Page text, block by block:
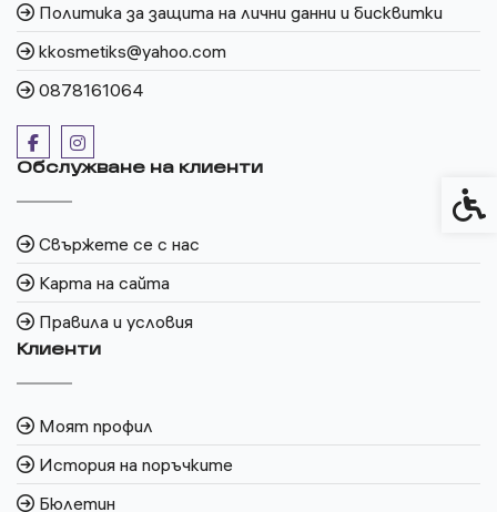
Политика за защита на лични данни и бисквитки
kkosmetiks@yahoo.com
0878161064
Обслужване на клиенти
Свържете се с нас
Карта на сайта
Правила и условия
Клиенти
Моят профил
История на поръчките
Бюлетин